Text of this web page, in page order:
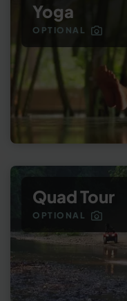
Yoga
OPTIONAL
Quad Tour
OPTIONAL